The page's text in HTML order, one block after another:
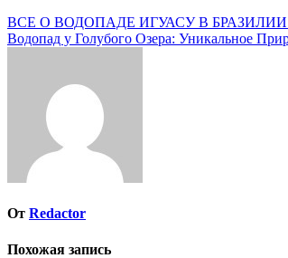
Навигация
по
ВСЕ О ВОДОПАДЕ ИГУАСУ В
Водопад у Голубого Озера: Уникальное
От Redactor
Похожая запись